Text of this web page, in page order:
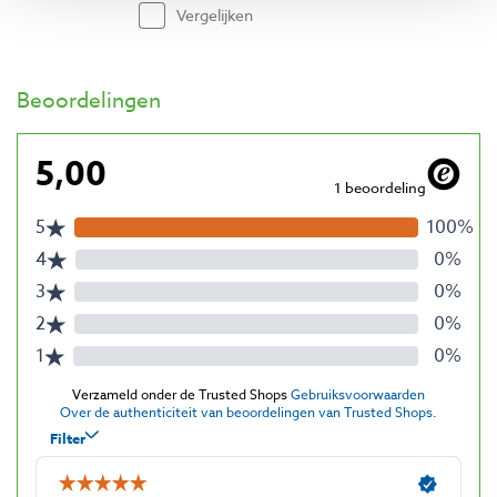
Vergelijken
Beoordelingen